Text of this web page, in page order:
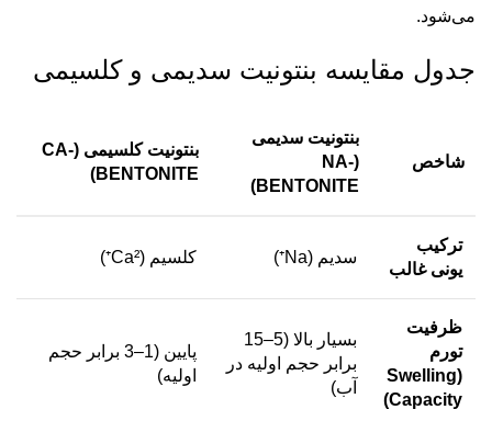
می‌شود.
جدول مقایسه بنتونیت سدیمی و کلسیمی
شاخص
بنتونیت سدیمی
(NA-
BENTONITE)
بنتونیت کلسیمی (CA-
BENTONITE)
ترکیب
یونی غالب
سدیم (Na⁺) کلسیم (Ca²⁺)
ظرفیت
تورم
(Swelling
Capacity)
بسیار بالا (5–15
برابر حجم اولیه در
آب)
پایین (1–3 برابر حجم
اولیه)